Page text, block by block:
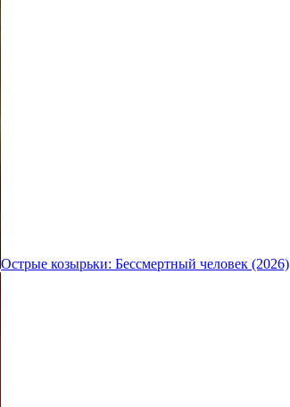
Острые козырьки: Бессмертный человек (2026)